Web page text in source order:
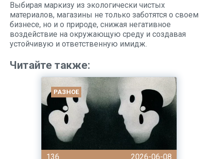
Выбирая маркизу из экологически чистых
материалов, магазины не только заботятся о своем
бизнесе, но и о природе, снижая негативное
воздействие на окружающую среду и создавая
устойчивую и ответственную имидж.
Читайте также:
РАЗНОЕ
136 2026-06-08